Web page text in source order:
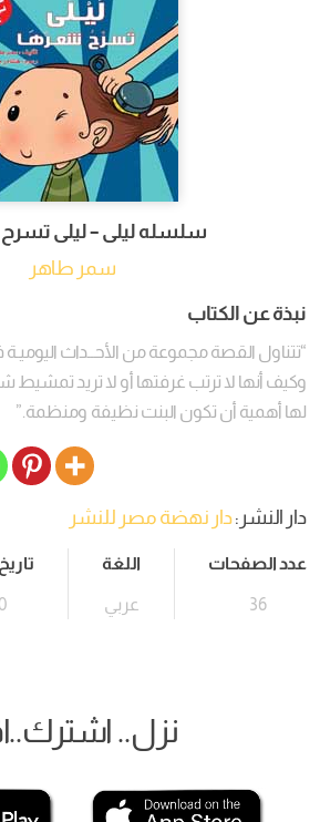
سلسله ليلى – ليلى
سمر طاهر
نبذة عن الكتاب
“تتناول القصة مجموعة من الأحــداث اليوميـة
وكيف أنها لا ترتب غرفتها أو لا تريد تمشيط
لها أهمية أن تكون البنت نظيفة ومنظمة.”
دار النشر:دار نهضة مصر للنشر
عدد الصفحات
36
اللغة
عربي
نزل..